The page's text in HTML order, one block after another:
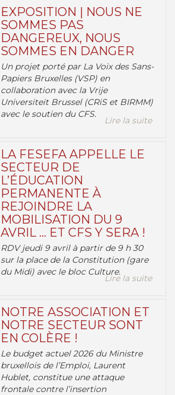
EXPOSITION | NOUS NE
SOMMES PAS
DANGEREUX, NOUS
SOMMES EN DANGER
Un projet porté par La Voix des Sans-
Papiers Bruxelles (VSP) en
collaboration avec la Vrije
Universiteit Brussel (CRiS et BIRMM)
avec le soutien du CFS.
Lire la suite
LA FESEFA APPELLE LE
SECTEUR DE
L’ÉDUCATION
PERMANENTE À
REJOINDRE LA
MOBILISATION DU 9
AVRIL … ET CFS Y SERA !
RDV jeudi 9 avril à partir de 9 h 30
sur la place de la Constitution (gare
du Midi) avec le bloc Culture.
Lire la suite
NOTRE ASSOCIATION ET
NOTRE SECTEUR SONT
EN COLÈRE !
Le budget actuel 2026 du Ministre
bruxellois de l’Emploi, Laurent
Hublet, constitue une attaque
frontale contre l’insertion